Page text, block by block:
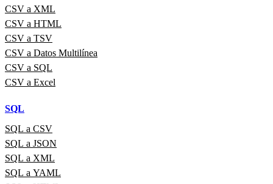
CSV a XML
CSV a HTML
CSV a TSV
CSV a Datos Multilínea
CSV a SQL
CSV a Excel
SQL
SQL a CSV
SQL a JSON
SQL a XML
SQL a YAML